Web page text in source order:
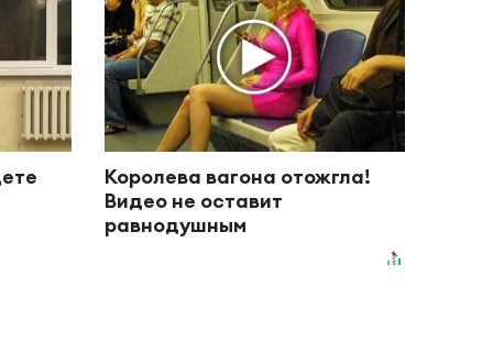
Королева вагона отожгла!
Видео не оставит
равнодушным